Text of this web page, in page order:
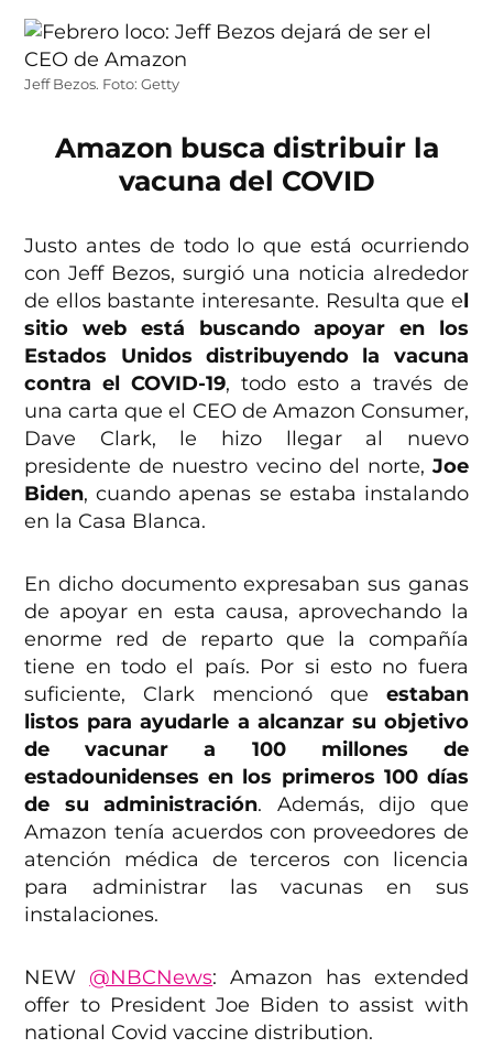
Jeff Bezos. Foto: Getty
Amazon busca distribuir la
vacuna del COVID
Justo antes de todo lo que está ocurriendo
con Jeff Bezos, surgió una noticia alrededor
de ellos bastante interesante. Resulta que el
sitio web está buscando apoyar en los
Estados Unidos distribuyendo la vacuna
contra el COVID-19, todo esto a través de
una carta que el CEO de Amazon Consumer,
Dave Clark, le hizo llegar al nuevo
presidente de nuestro vecino del norte, Joe
Biden, cuando apenas se estaba instalando
en la Casa Blanca.
En dicho documento expresaban sus ganas
de apoyar en esta causa, aprovechando la
enorme red de reparto que la compañía
tiene en todo el país. Por si esto no fuera
suficiente, Clark mencionó que estaban
listos para ayudarle a alcanzar su objetivo
de vacunar a 100 millones de
estadounidenses en los primeros 100 días
de su administración. Además, dijo que
Amazon tenía acuerdos con proveedores de
atención médica de terceros con licencia
para administrar las vacunas en sus
instalaciones.
NEW @NBCNews: Amazon has extended
offer to President Joe Biden to assist with
national Covid vaccine distribution.